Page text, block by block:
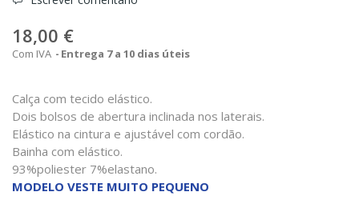
18,00 €
Com IVA Entrega 7 a 10 dias úteis
Calça com tecido elástico.
Dois bolsos de abertura inclinada nos laterais.
Elástico na cintura e ajustável com cordão.
Bainha com elástico.
93%poliester 7%elastano.
MODELO VESTE MUITO PEQUENO